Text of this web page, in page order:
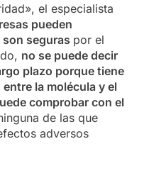
el especialista
pueden
seguras por el
no se puede decir
plazo porque tiene
la molécula y el
comprobar con el
de las que
adversos